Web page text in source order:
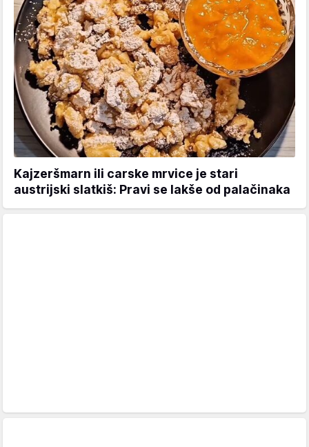
Kajzeršmarn ili carske mrvice je stari
austrijski slatkiš: Pravi se lakše od palačinaka